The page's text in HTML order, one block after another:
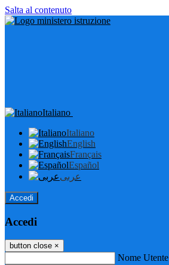
Salta al contenuto
Italiano
Italiano
English
Français
Español
عربى
Accedi
Accedi
button close ×
Nome Utente